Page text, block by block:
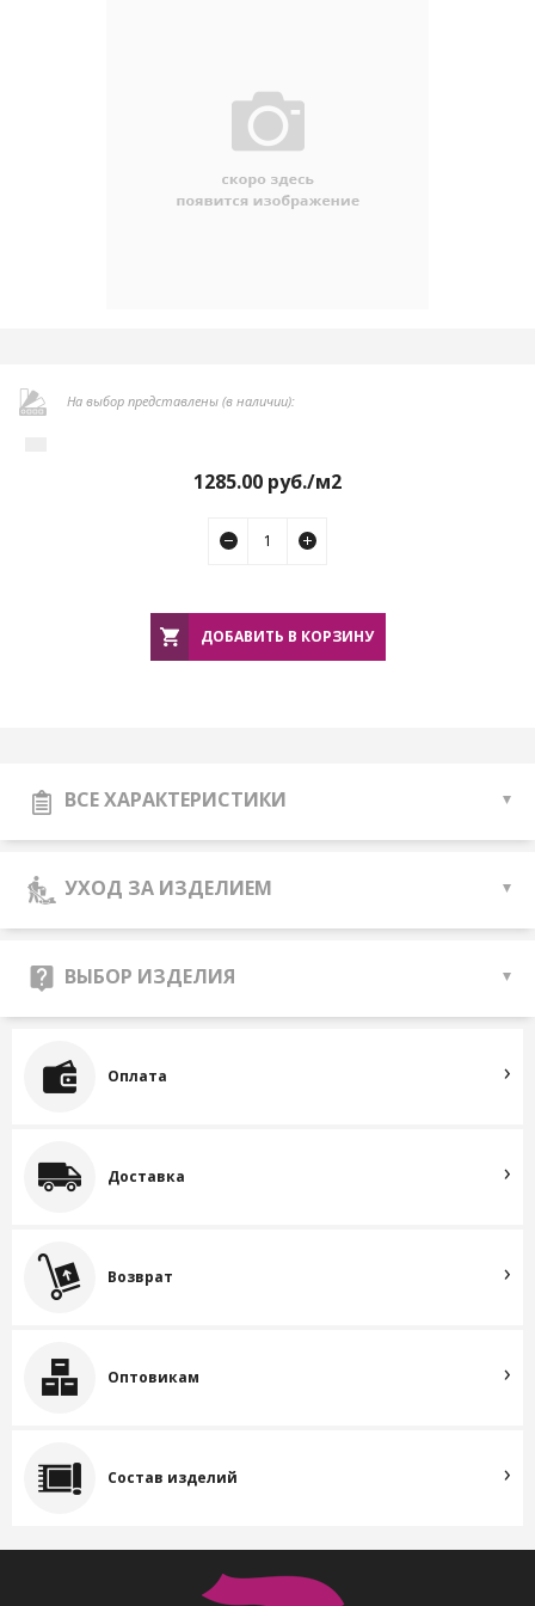
На выбор представлены (в наличии):
1285.00 руб./м2
ДОБАВИТЬ В КОРЗИНУ
ВСЕ ХАРАКТЕРИСТИКИ
УХОД ЗА ИЗДЕЛИЕМ
ВЫБОР ИЗДЕЛИЯ
Оплата
Доставка
Возврат
Оптовикам
Состав изделий